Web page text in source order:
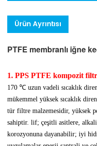
Ürün Ayrıntısı
PTFE membranlı iğne
1. PPS PTFE kompozit
170 ℃ uzun vadeli sıcaklık
mükemmel yüksek sıcaklık
tür filtre malzemesidir, yüksek
sahiptir. lif; çeşitli asitlere,
korozyonuna dayanabilir; iyi